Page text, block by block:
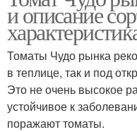
и описание
Томаты Чудо рынка
в теплице, так и под
Это не очень высокое
устойчивое к
поражают томаты.